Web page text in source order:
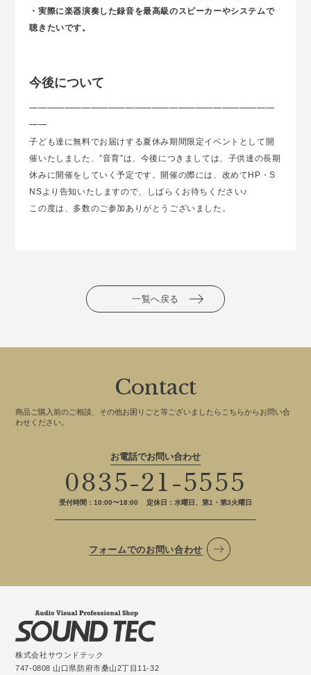
・実際に楽器演奏した録音を最高級のスピーカーやシステムで
聴きたいです。
今後について
━━━━━━━━━━━━━━━━━━━━━━━━━━━━
━━
子ども達に無料でお届けする夏休み期間限定イベントとして開
催いたしました、”音育”は、今後につきましては、子供達の長期
休みに開催をしていく予定です。開催の際には、改めてHP・S
NSより告知いたしますので、しばらくお待ちください♪
この度は、多数のご参加ありがとうございました。
一覧へ戻る
Contact
商品ご購入前のご相談、その他お困りごと等ございましたらこちらからお問い合
わせください。
お電話でお問い合わせ
0835-21-5555
受付時間：10:00〜18:00 定休日：水曜日、第1・第3火曜日
フォームでのお問い合わせ
株式会社サウンドテック
747-0808 山口県防府市桑山2丁目11-32